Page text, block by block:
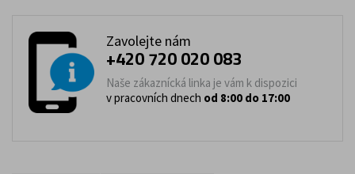
Zavolejte nám
+420 720 020 083
Naše zákaznícká linka je vám k dispozici
v pracovních dnech od 8:00 do 17:00